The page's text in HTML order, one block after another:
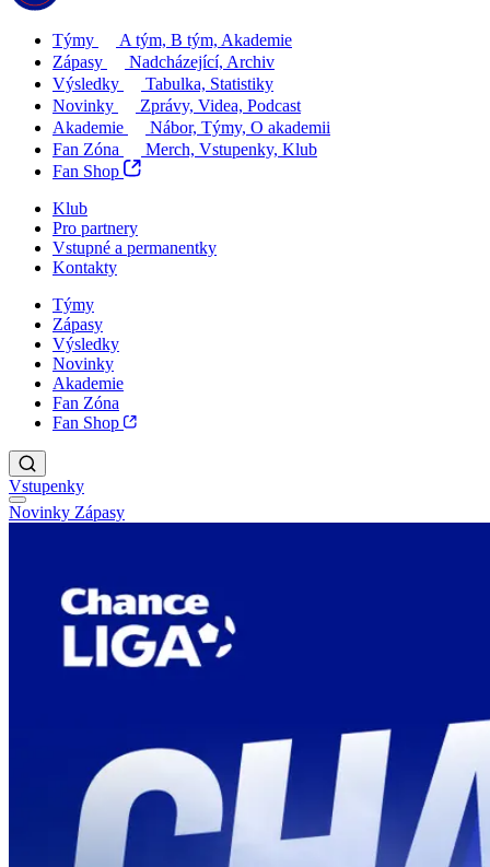
Týmy
A tým, B tým, Akademie
Zápasy
Nadcházející, Archiv
Výsledky
Tabulka, Statistiky
Novinky
Zprávy, Videa, Podcast
Akademie
Nábor, Týmy, O akademii
Fan Zóna
Merch, Vstupenky, Klub
Fan Shop
Klub
Pro partnery
Vstupné a permanentky
Kontakty
Týmy
Zápasy
Výsledky
Novinky
Akademie
Fan Zóna
Fan Shop
Vstupenky
Novinky Zápasy